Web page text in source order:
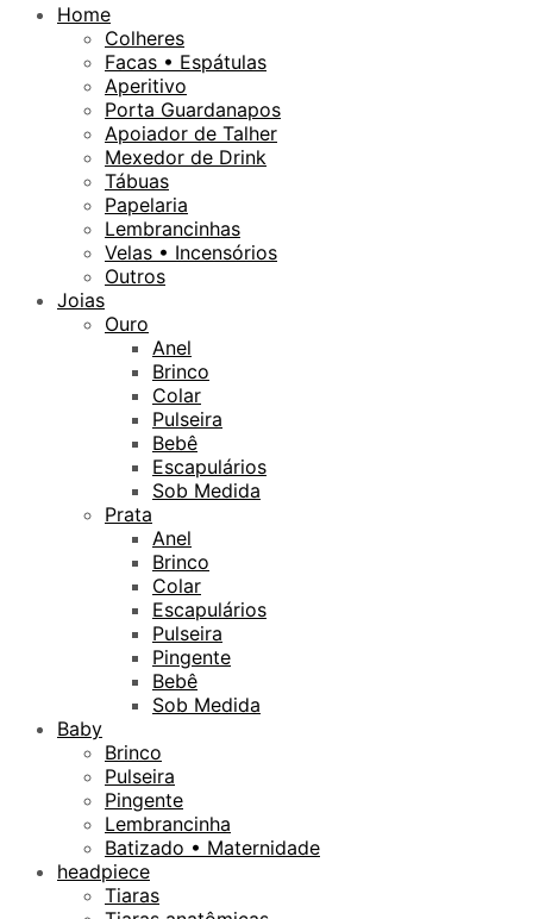
Home
Colheres
Facas • Espátulas
Aperitivo
Porta Guardanapos
Apoiador de Talher
Mexedor de Drink
Tábuas
Papelaria
Lembrancinhas
Velas • Incensórios
Outros
Joias
Ouro
Anel
Brinco
Colar
Pulseira
Bebê
Escapulários
Sob Medida
Prata
Anel
Brinco
Colar
Escapulários
Pulseira
Pingente
Bebê
Sob Medida
Baby
Brinco
Pulseira
Pingente
Lembrancinha
Batizado • Maternidade
headpiece
Tiaras